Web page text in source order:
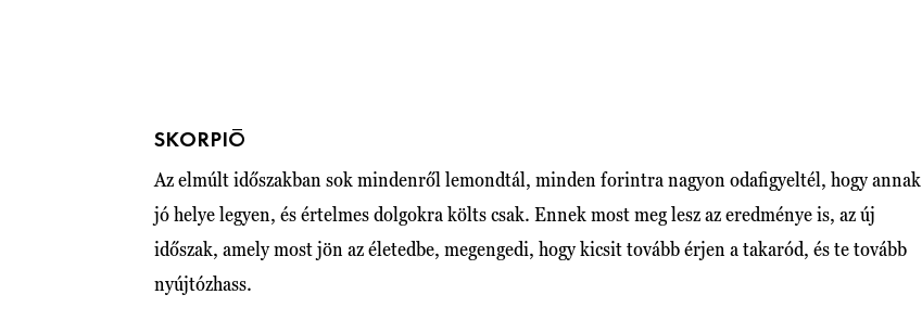
SKORPIÓ
Az elmúlt időszakban sok mindenről lemondtál, minden forintra nagyon odafigyeltél, hogy annak
jó helye legyen, és értelmes dolgokra költs csak. Ennek most meg lesz az eredménye is, az új
időszak, amely most jön az életedbe, megengedi, hogy kicsit tovább érjen a takaród, és te tovább
nyújtózhass.